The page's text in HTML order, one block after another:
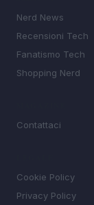
Nerd News
Recensioni Tech
Fanatismo Tech
Shopping Nerd
Contattaci
Cookie Policy
Privacy Policy